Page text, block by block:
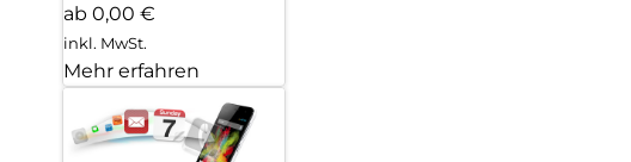
ab 0,00 €
inkl. MwSt.
Mehr erfahren